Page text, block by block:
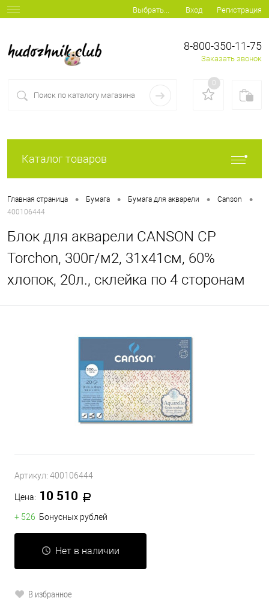
Выбрать... Вход Регистрация
8-800-350-11-75
Заказать звонок
0
Каталог товаров
Главная страница • Бумага • Бумага для акварели • Canson •
400106444
Блок для акварели CANSON CP
Torchon, 300г/м2, 31х41см, 60%
хлопок, 20л., склейка по 4 сторонам
Артикул: 400106444
Цена: 10 510
+ 526 Бонусных рублей
Нет в наличии
В избранное